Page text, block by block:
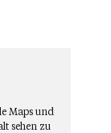
Mapsund
sehen zu